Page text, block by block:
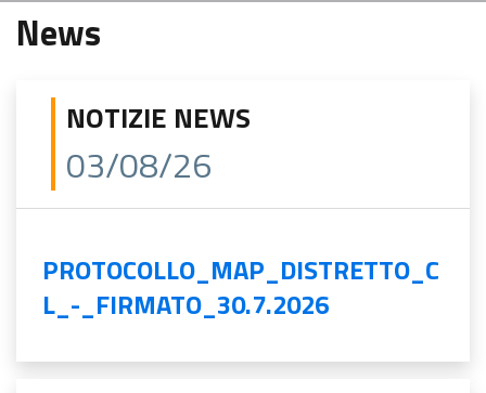
News
NOTIZIE NEWS
03/08/26
PROTOCOLLO_MAP_DISTRETTO_C
L_-_FIRMATO_30.7.2026